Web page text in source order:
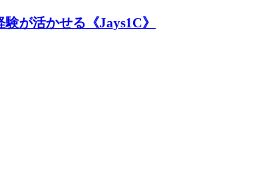
が活かせる《Jays1C》